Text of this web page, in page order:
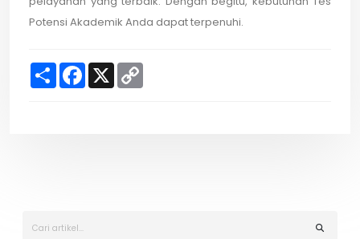
Potensi Akademik Anda dapat terpenuhi.
S
F
X